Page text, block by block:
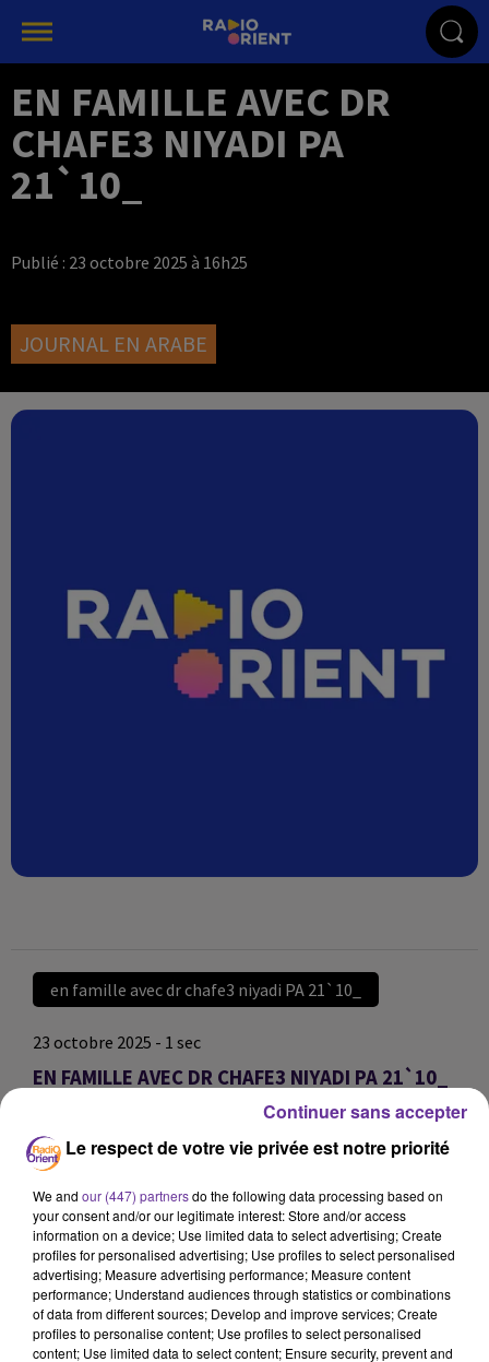
EN FAMILLE AVEC DR
CHAFE3 NIYADI PA
21`10_
Publié : 23 octobre 2025 à 16h25
JOURNAL EN ARABE
en famille avec dr chafe3 niyadi PA 21`10_
23 octobre 2025 - 1 sec
EN FAMILLE AVEC DR CHAFE3 NIYADI PA 21`10_
en famille avec dr chafe3 niyadi PA 21`10_
en famille avec dr chafe3 niyadi PA 21`10_
0:00 1 sec
Le respect de votre vie privée est notre priorité
We and our (447) partnersdo the following data processing based on
your consent and/or our legitimate interest: Store and/or access
information on a device; Use limited data to select advertising; Create
profiles for personalised advertising; Use profiles to select personalised
advertising; Measure advertising performance; Measure content
performance; Understand audiences through statistics or combinations
of data from different sources; Develop and improve services; Create
profiles to personalise content; Use profiles to select personalised
content; Use limited data to select content; Ensure security, prevent and
Continuer sans accepter